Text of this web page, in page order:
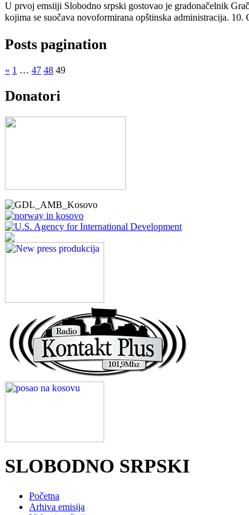
U prvoj emsiiji Slobodno srpski gostovao je gradonačelnik
kojima se suočava novoformirana opštinska administracija. 10.
Posts pagination
« 1 … 47 48 49
Donatori
SLOBODNO SRPSKI
Početna
Arhiva emisija